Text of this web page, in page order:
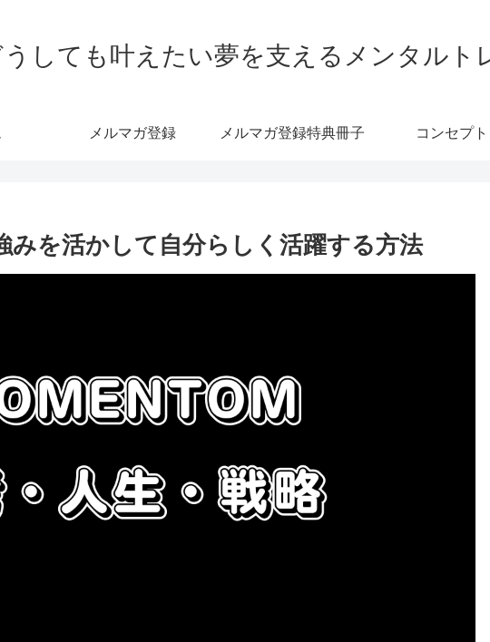
うしても叶えたい夢を支えるメンタルト
メルマガ登録 メルマガ登録特典冊子 コンセプト
みを活かして自分らしく活躍する方法